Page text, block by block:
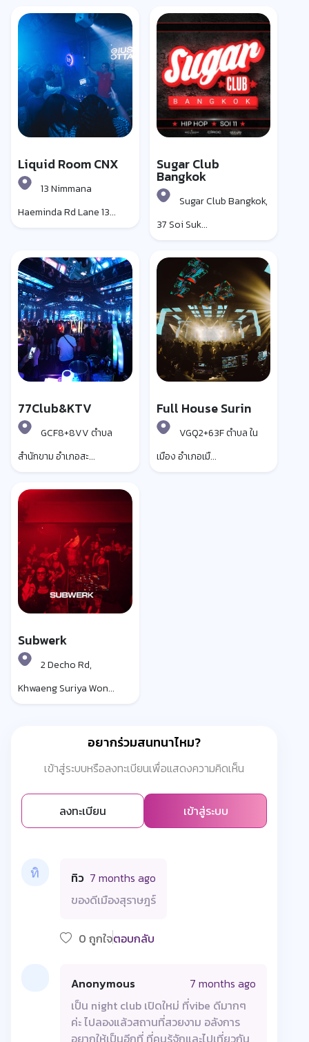
Liquid Room CNX
13 Nimmana
Haeminda Rd Lane 13...
Sugar Club
Bangkok
Sugar Club Bangkok,
37 Soi Suk...
77Club&KTV
GCF8+8VV ตำบล
สำนักขาม อำเภอสะ...
Full House Surin
VGQ2+63F ตำบล ใน
เมือง อำเภอเมื...
Subwerk
2 Decho Rd,
Khwaeng Suriya Won...
อยากร่วมสนทนาไหม?
เข้าสู่ระบบหรือลงทะเบียนเพื่อแสดงความคิดเห็น
ลงทะเบียน เข้าสู่ระบบ
ทิว 7 months ago
ของดีเมืองสุราษฎร์
0 ถูกใจตอบกลับ
Anonymous
7 months ago
เป็น night club เปิดใหม่ ที่vibe ดีมากๆ
ค่ะ ไปลองแล้วสถานที่สวยงาม อลังการ
อยากให้เป็นอีกที่ ที่คนรู้จักและไปเที่ยวกัน